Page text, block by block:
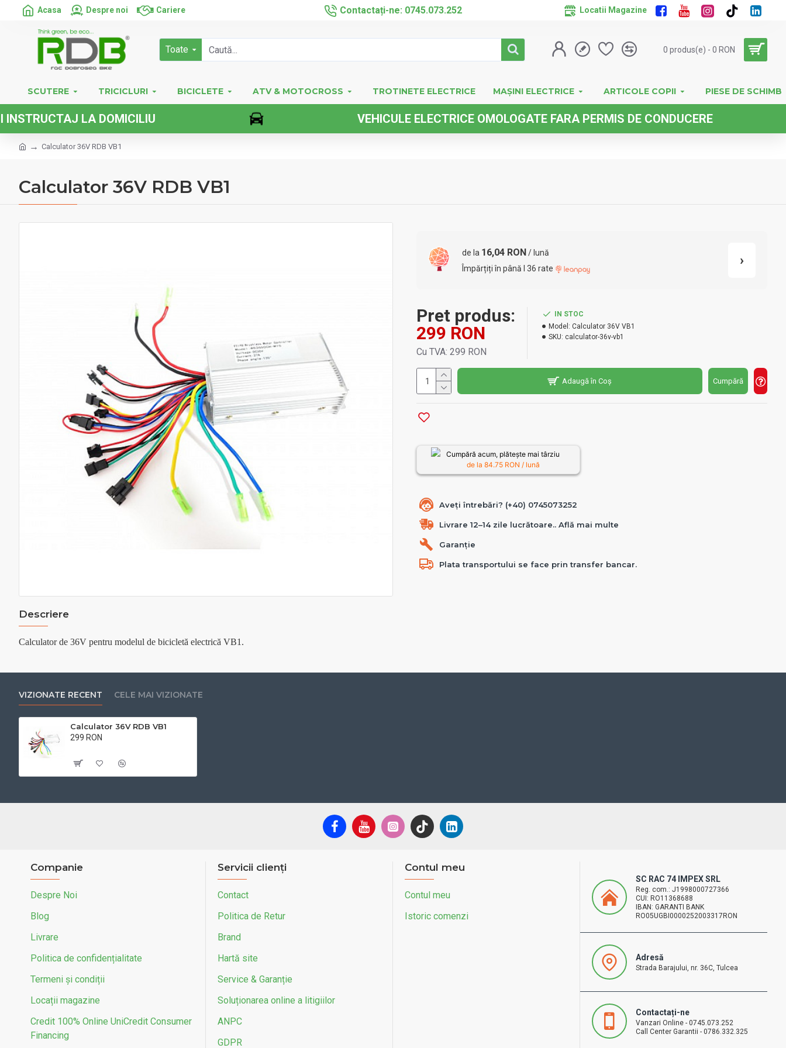
Acasa Despre noi Cariere Contactați-ne: 0745.073.252 Locatii Magazine
Toate 0 produs(e) - 0 RON
SCUTERE TRICICLURI BICICLETE ATV & MOTOCROSS TROTINETE ELECTRICE MAȘINI ELECTRICE ARTICOLE COPII PIESE DE SCHIMB
LA DOMICILIU VEHICULE ELECTRICE OMOLOGATE FARA PERMIS DE CONDUCERE
Calculator 36V RDB VB1
Calculator 36V RDB VB1
Descriere
Calculator de 36V pentru modelul de bicicletă electrică VB1.
de la 16,04 RON/ lună
Împărțiți în până l 36 rate
›
Pret produs:
299 RON
Cu TVA: 299 RON
IN STOC
Model: Calculator 36V VB1
SKU: calculator-36v-vb1
Adaugă în Coș Cumpără
Cumpără acum, plătește mai târziu
de la 84.75RON / lună
Aveți întrebări? (+40) 0745073252
Livrare 12–14 zile lucrătoare.. Află mai multe
Garanție
Plata transportului se face prin transfer bancar.
VIZIONATE RECENT CELE MAI VIZIONATE
Calculator 36V RDB VB1
299 RON
Companie
Despre Noi
Blog
Livrare
Politica de confidențialitate
Termeni și condiții
Locații magazine
Credit 100% Online UniCredit Consumer
Financing
Servicii clienți
Contact
Politica de Retur
Brand
Hartă site
Service & Garanție
Soluționarea online a litigiilor
ANPC
GDPR
Contul meu
Contul meu
Istoric comenzi
SC RAC 74 IMPEX SRL
Reg. com.: J1998000727366
CUI: RO11368688
IBAN: GARANTI BANK
RO05UGBI0000252003317RON
Adresă
Strada Barajului, nr. 36C, Tulcea
Contactați-ne
Vanzari Online - 0745.073.252
Call Center Garantii - 0786.332.325